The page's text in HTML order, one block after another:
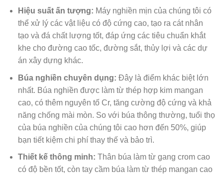
Hiệu suất ấn tượng: Máy nghiền mịn của chúng tôi có
thể xử lý các vật liệu có độ cứng cao, tạo ra cát nhân
tạo và đá chất lượng tốt, đáp ứng các tiêu chuẩn khắt
khe cho đường cao tốc, đường sắt, thủy lợi và các dự
án xây dựng khác.
Búa nghiền chuyên dụng: Đây là điểm khác biệt lớn
nhất. Búa nghiền được làm từ thép hợp kim mangan
cao, có thêm nguyên tố Cr, tăng cường độ cứng và khả
năng chống mài mòn. So với búa thông thường, tuổi thọ
của búa nghiền của chúng tôi cao hơn đến 50%, giúp
bạn tiết kiệm chi phí thay thế và bảo trì.
Thiết kế thông minh: Thân búa làm từ gang crom cao
có độ bền tốt, còn tay cầm búa làm từ thép mangan cao